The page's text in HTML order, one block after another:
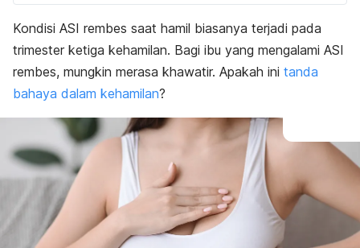
Kondisi ASI rembes saat hamil biasanya terjadi pada
trimester ketiga kehamilan. Bagi ibu yang mengalami ASI
rembes, mungkin merasa khawatir. Apakah ini tanda
bahaya dalam kehamilan?